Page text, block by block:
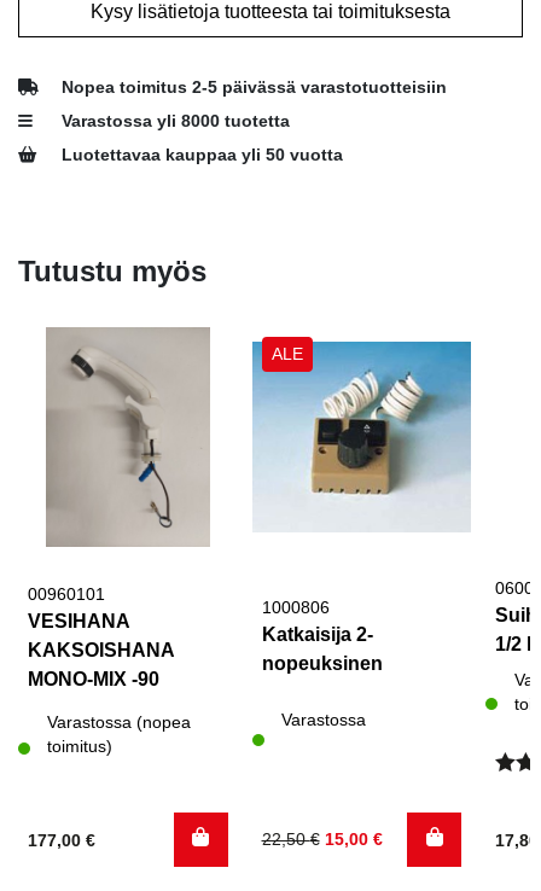
Kysy lisätietoja tuotteesta tai toimituksesta
Nopea toimitus 2-5 päivässä varastotuotteisiin
Varastossa yli 8000 tuotetta
Luotettavaa kauppaa yli 50 vuotta
Tutustu myös
00960101
VESIHANA
KAKSOISHANA
MONO-MIX -90
Varastossa (nopea
toimitus)
177,00 €
ALE
1000806
Katkaisija 2-
nopeuksinen
Varastossa
22,50€
Alkuperäinen
15,00 €
Nykyinen
1/2